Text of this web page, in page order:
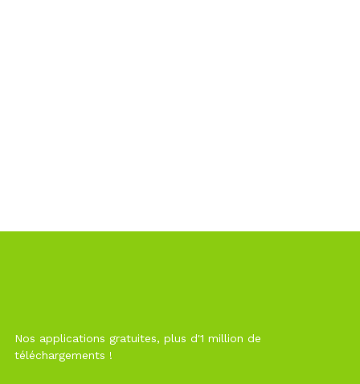
Nos applications gratuites, plus d'1 million de
téléchargements !